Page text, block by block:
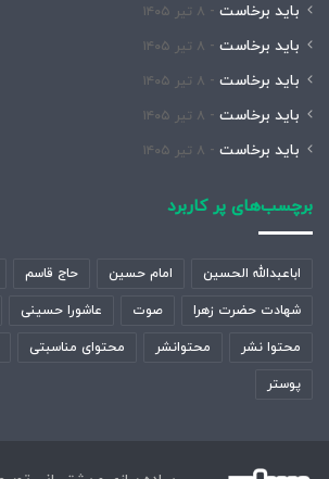
باید برخاست ۸ تیر ۱۴۰۵
باید برخاست ۸ تیر ۱۴۰۵
باید برخاست ۸ تیر ۱۴۰۵
باید برخاست ۸ تیر ۱۴۰۵
باید برخاست ۸ تیر ۱۴۰۵
برچسب‌های پر کاربرد
اباعبدالله الحسین امام حسین حاج قاسم
شهادت حضرت زهرا صوت عاشورا حسینی
محتوا نشر محتوانشر محتوای مناسبتی
پوستر